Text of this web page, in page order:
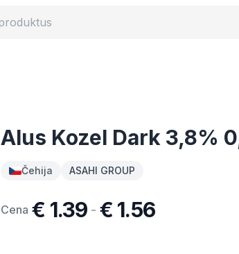
Alus Kozel Dark 3,8%
Čehija ASAHI GROUP
Cena € 1.39 - € 1.56